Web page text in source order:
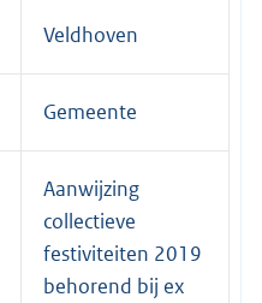
Veldhoven
Gemeente
Aanwijzing
collectieve
festiviteiten 2019
behorend bij ex